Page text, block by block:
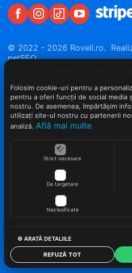
© 2022 - 2026 Roveli.ro.
netSEO
Folosim cookie-uri pentru a
pentru a oferi funcții de social media
nostru. De asemenea, împărtășim
utilizați site-ul nostru cu partenerii
analiză. Află mai multe
Strict necesare
De targetare
Neclasificate
⚙ ARATĂ DETALIILE
REFUZĂ TOT